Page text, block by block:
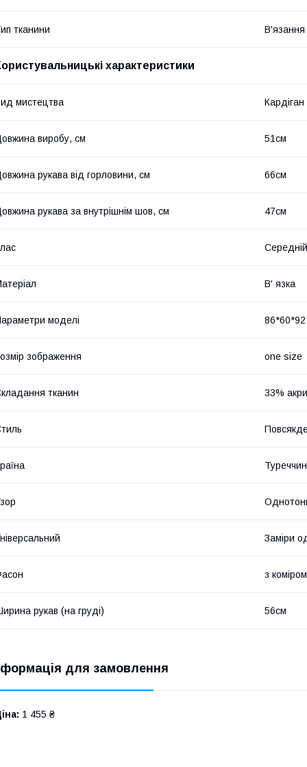
тканини В'язання
характеристики
мистецтва Кардіган
виробу, см 51см
рукава від горловини, см 66см
рукава за внутрішнім шов, см 47см
В' язка
моделі 86*60*92
зображення one size
тканин 33%
Заміри
з коміром
рукав (на груді) 56см
для замовлення
1 455 ₴